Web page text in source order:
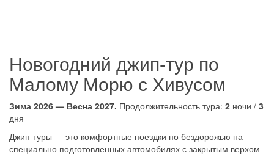
Новогодний джип-тур по
Малому Морю с Хивусом
Зима 2026 — Весна 2027. Продолжительность тура: 2 ночи / 3
дня
Джип-туры — это комфортные поездки по бездорожью на
специально подготовленных автомобилях с закрытым верхом